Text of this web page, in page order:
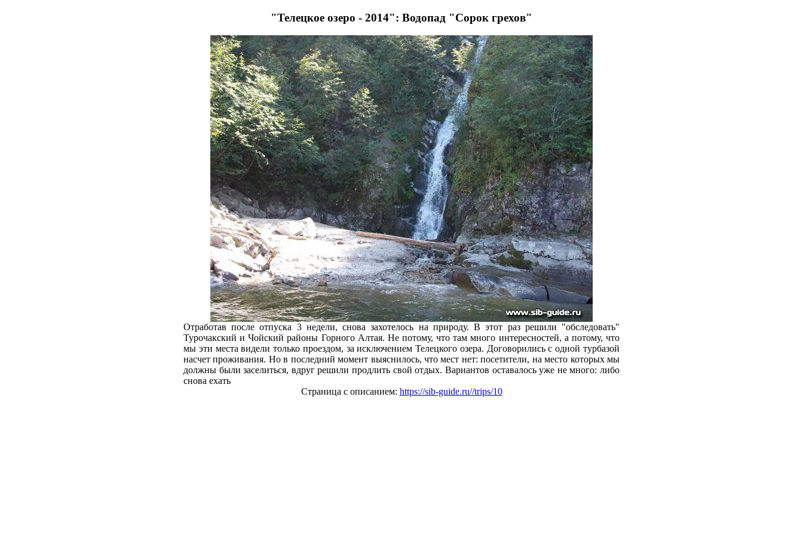
"Телецкое озеро - 2014": Водопад "Сорок грехов"
Отработав после отпуска 3 недели, снова захотелось на природу. В этот раз решили "обследовать"
Турочакский и Чойский районы Горного Алтая. Не потому, что там много интересностей, а потому, что
мы эти места видели только проездом, за исключением Телецкого озера. Договорились с одной турбазой
насчет проживания. Но в последний момент выяснилось, что мест нет: посетители, на место которых мы
должны были заселиться, вдруг решили продлить свой отдых. Вариантов оставалось уже не много: либо
снова ехать
Страница с описанием: https://sib-guide.ru//trips/10